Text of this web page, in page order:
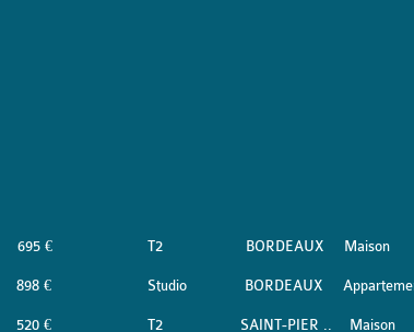
695 €
898 €
520 €
T2 BORDEAUX Maison
Studio BORDEAUX
T2 SAINT-PIER .. Maison